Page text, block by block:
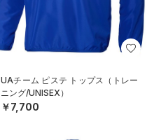
UAチーム ピステ トップス（トレー
ニング/UNISEX）
￥7,700